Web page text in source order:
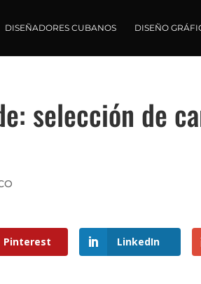
DISEÑADORES CUBANOS DISEÑO
selección de
Pinterest LinkedIn